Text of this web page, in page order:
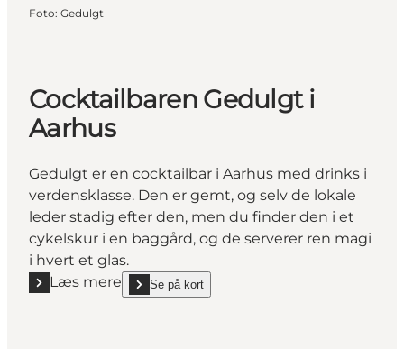
Foto: Gedulgt
Cocktailbaren Gedulgt i
Aarhus
Gedulgt er en cocktailbar i Aarhus med drinks i
verdensklasse. Den er gemt, og selv de lokale
leder stadig efter den, men du finder den i et
cykelskur i en baggård, og de serverer ren magi
i hvert et glas.
Læs mere
Læs mere "Cocktailbaren Gedulgt i Aarhus"
Se på kort
show Cocktailbaren Gedulgt i Aarhus on_map